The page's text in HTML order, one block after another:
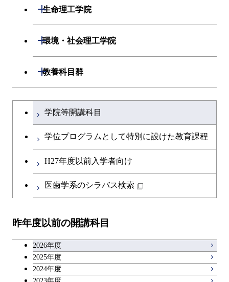
エンジニアリングデザイン
ライフエンジニアリングコ
ース
原子核工学コース
人間医療科学技術コース
超スマート社会卓越コース
コース
超スマート社会卓越コース
エネルギーコース
ライフエンジニアリングコ
ース
原子核工学コース
人間医療科学技術コース
物質・情報卓越コース
超スマート社会卓越コース
情報通信コース
コース
ライフエンジニアリングコ
ース
人間医療科学技術コース
超スマート社会卓越コース
経営工学系
開閉
エンジニアリングデザイン
コース
超スマート社会卓越コース
専門科目
エネルギーコース
原子核工学コース
人間医療科学技術コース
応用化学コース
ース
原子核工学コース
物質・情報卓越コース
専門科目
数理・計算科学系
開閉
知能情報コース
情報工学コース
知能情報コース
エネルギー・情報コース
人間医療科学技術コース
物質・情報卓越コース
超スマート社会卓越コース
専門科目
生命理工学院
開閉
生命理工学系
開閉
ライフエンジニアリングコ
ース
物質・情報卓越コース
環境・社会理工学院
開閉
建築学系
開閉
コース
都市・環境学コース
超スマート社会卓越コース
コース
都市・環境学コース
開閉
エネルギーコース
エネルギー・情報コース
エンジニアリングデザイン
原子核工学コース
社会・人間科学コース
超スマート社会卓越コース
イノベーション科学系
イノベーション科学コース
人間医療科学技術コース
技術経営専門職学位課程
開閉
技術経営専門職学位課程
専門科目
教養科目群
開閉
文系教養科目
英語科目
第二外国語科目
キャリア科目
大学院課程を切り替える
学院等開講科目
学位プログラムとして特別に設けた教育課程
H27年度以前入学者向け
医歯学系のシラバス検索
昨年度以前の開講科目
2026年度
2025年度
2024年度